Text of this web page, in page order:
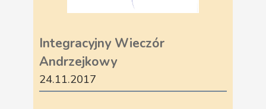
Integracyjny Wieczór
Andrzejkowy
24.11.2017